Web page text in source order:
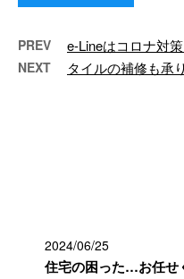
PREV e-Lineはコロナ対
NEXT タイルの補修も承
2024/06/25
住宅の困った…お任せ